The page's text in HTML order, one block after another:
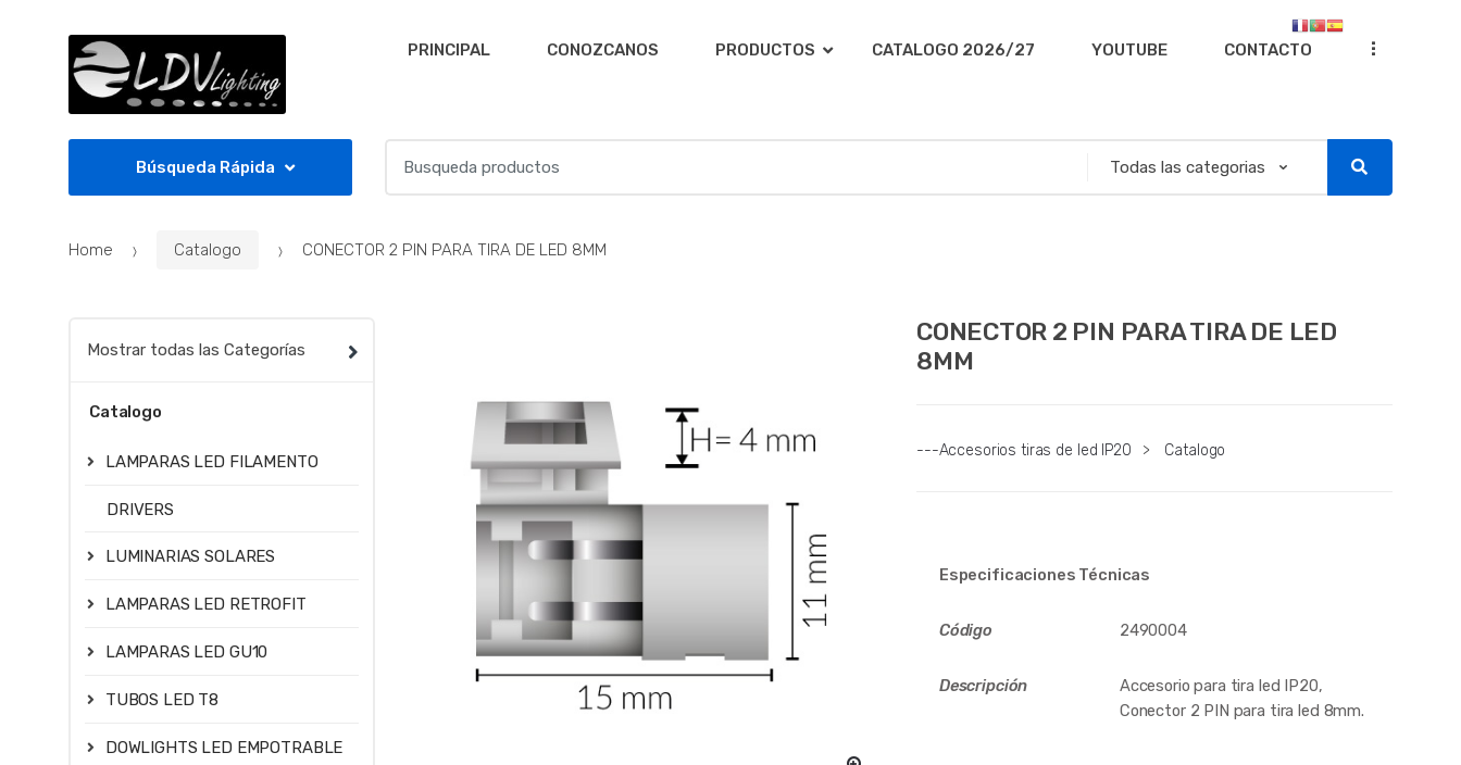
PRINCIPAL CONOZCANOS PRODUCTOS CATALOGO 2026/27 YOUTUBE CONTACTO ...
Búsqueda Rápida
c
Home Catalogo CONECTOR 2 PIN PARA TIRA DE LED 8MM
CONECTOR 2 PIN PARA TIRA DE LED
8MM
---Accesorios tiras de led IP20 > Catalogo
Especificaciones Técnicas
Código 2490004
Descripción
Accesorio para tira led IP20,
Conector 2 PIN para tira led 8mm.
Mostrar todas las Categorías
Catalogo
LAMPARAS LED FILAMENTO
DRIVERS
LUMINARIAS SOLARES
LAMPARAS LED RETROFIT
LAMPARAS LED GU10
TUBOS LED T8
DOWLIGHTS LED EMPOTRABLE